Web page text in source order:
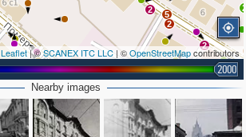
2
2
2
5
2
2
5
Leaflet| ©SCANEX ITC LLC | ©OpenStreetMapcontributors
2000
Nearby images